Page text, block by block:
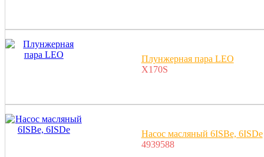
Плунжерная пара LEO
X170S
Насос масляный 6ISBe, 6ISDe
4939588